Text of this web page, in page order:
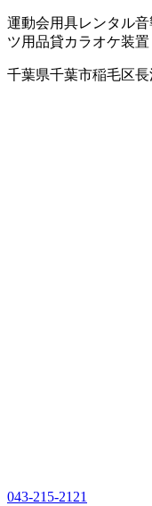
運動会用具レンタル音
ツ用品貸カラオケ装置
千葉県千葉市稲毛区
043-215-2121